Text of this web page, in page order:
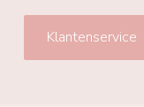
Klantenservice